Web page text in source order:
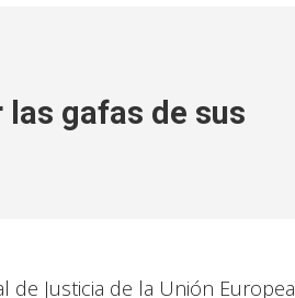
las gafas de sus
de Justicia de la Unión Europea